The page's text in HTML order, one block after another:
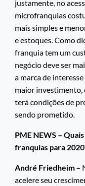
justamente, no
microfranquias
mais simples e
e estoques. Como
franquia tem um
negócio deve ser
a marca de
maior investimento,
terá condições de
sendo prometido.
PME NEWS –
franquias para
André Friedheim –
acelere seu